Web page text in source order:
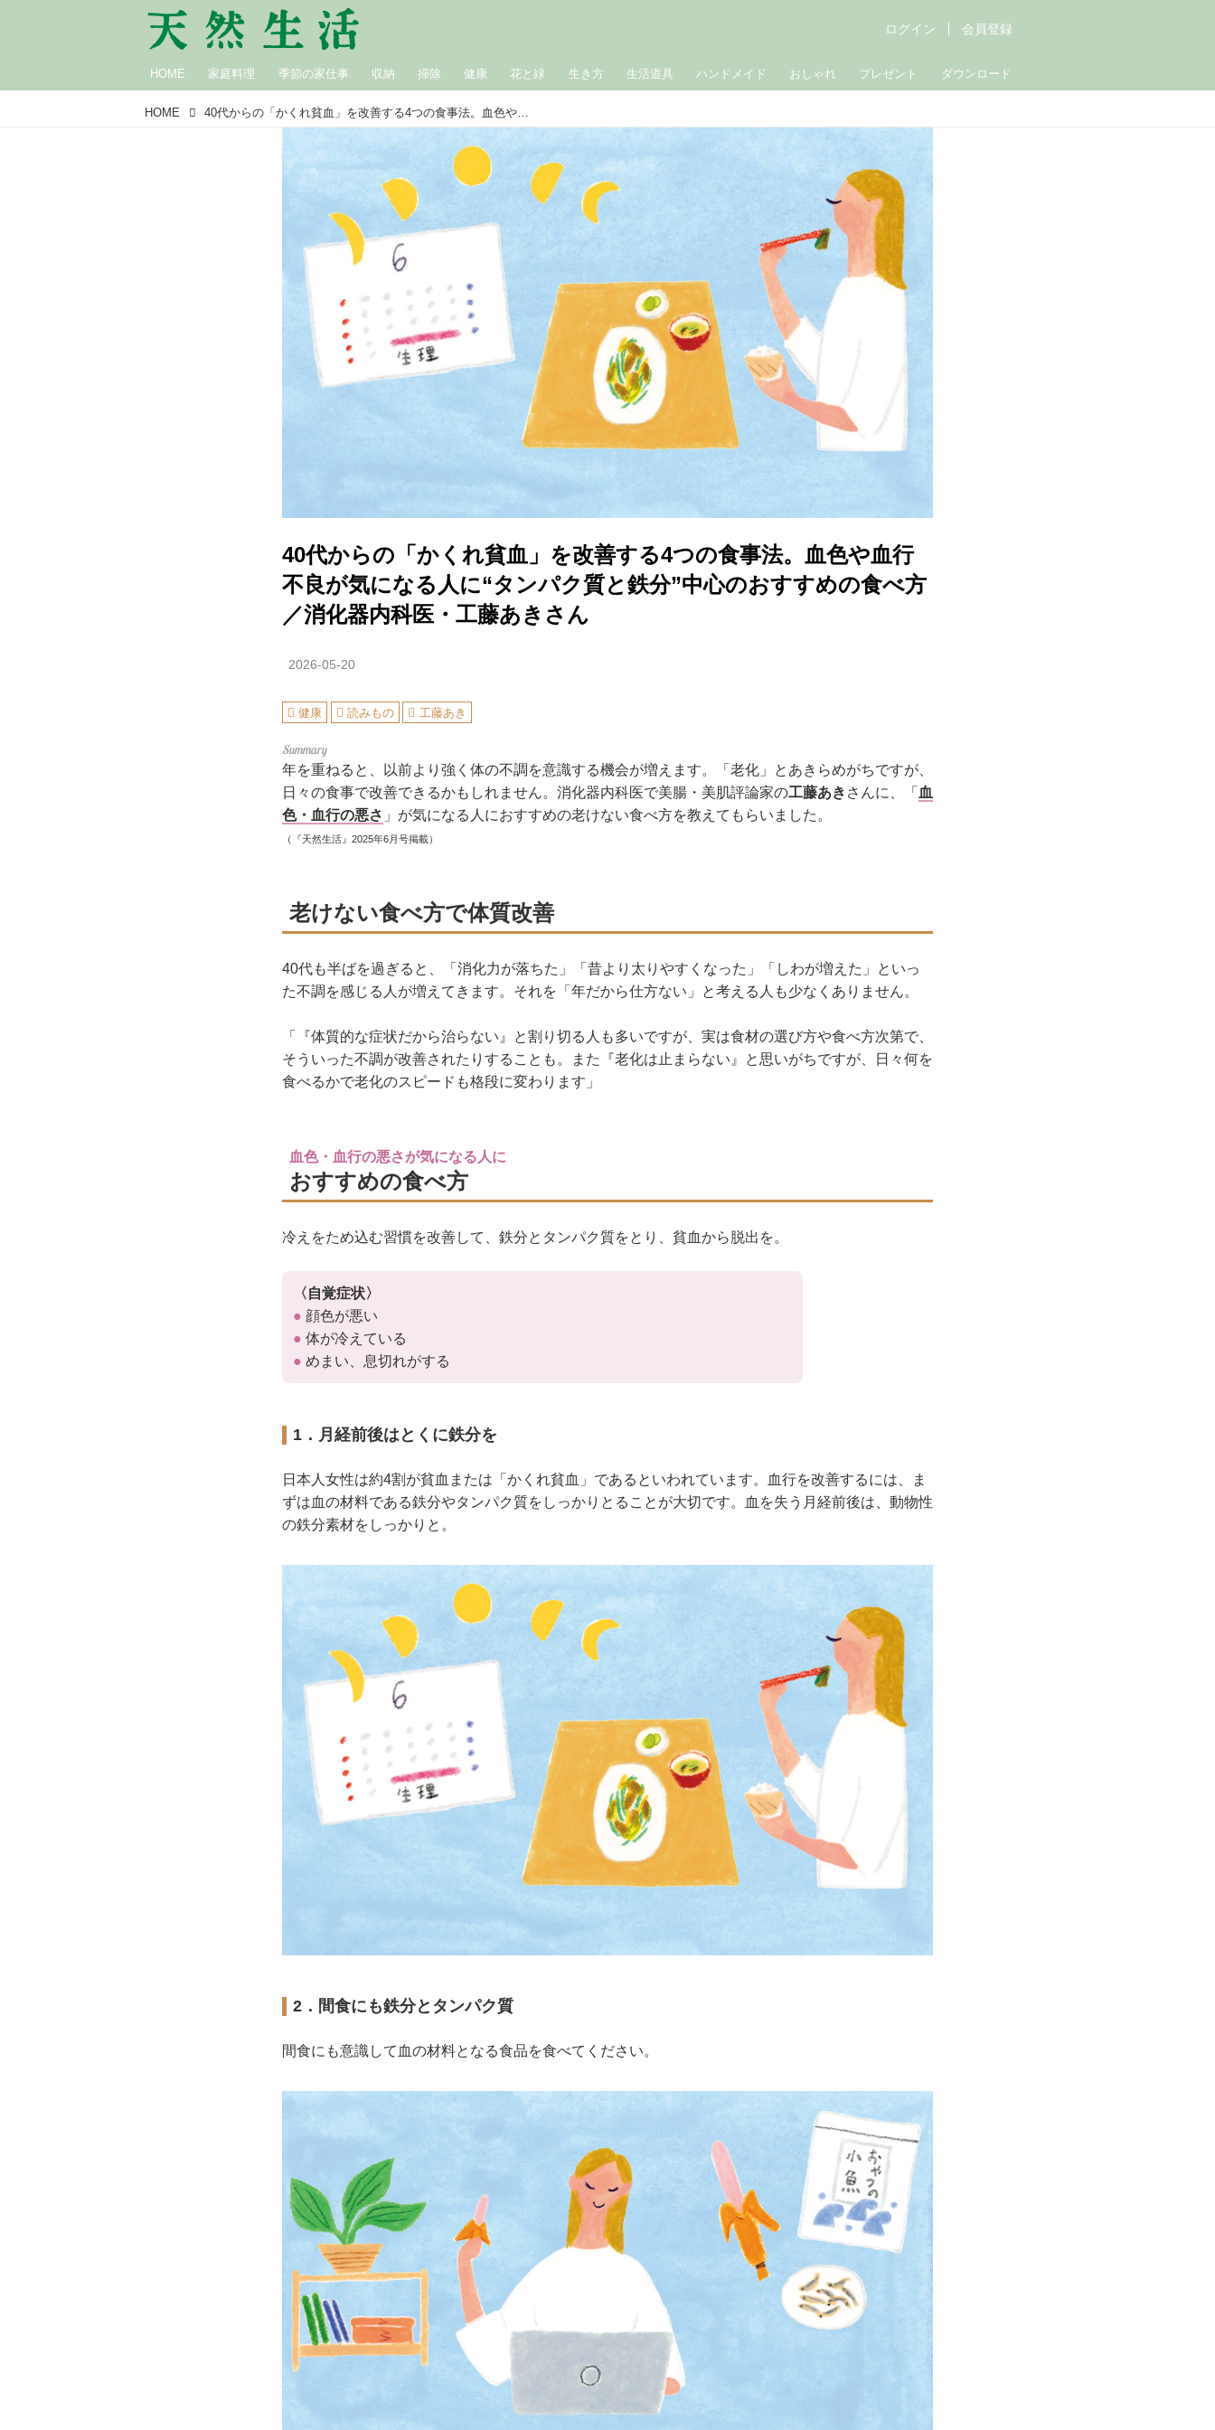
HOME 家庭料理 季節の家仕事 収納 掃除 健康 花と緑 生き方 生活道具 ハンドメイド おしゃれ プレゼント ダウンロード
ログイン 会員登録
HOME 40代からの「かくれ貧血」を改善する4つの食事法。血色や血行不良が気になる人に“タンパク質と鉄分”中心のおすすめの食べ方／消化器内科医・工藤あきさん
40代からの「かくれ貧血」を改善する4つの食事法。血色や血行
不良が気になる人に“タンパク質と鉄分”中心のおすすめの食べ方
／消化器内科医・工藤あきさん
2026-05-20
健康 読みもの 工藤あき
年を重ねると、以前より強く体の不調を意識する機会が増えます。「老化」とあきらめがちですが、
日々の食事で改善できるかもしれません。消化器内科医で美腸・美肌評論家の工藤あき さんに、「 血
色・血行の悪さ 」が気になる人におすすめの老けない食べ方を教えてもらいました。
（『天然生活』2025年6月号掲載）
老けない食べ方で体質改善
40代も半ばを過ぎると、「消化力が落ちた」「昔より太りやすくなった」「しわが増えた」といっ
た不調を感じる人が増えてきます。それを「年だから仕方ない」と考える人も少なくありません。
「『体質的な症状だから治らない』と割り切る人も多いですが、実は食材の選び方や食べ方次第で、
そういった不調が改善されたりすることも。また『老化は止まらない』と思いがちですが、日々何を
食べるかで老化のスピードも格段に変わります」
血色・血行の悪さが気になる人に
おすすめの食べ方
冷えをため込む習慣を改善して、鉄分とタンパク質をとり、貧血から脱出を。
〈自覚症状〉
● 顔色が悪い
● 体が冷えている
● めまい、息切れがする
1．月経前後はとくに鉄分を
日本人女性は約4割が貧血または「かくれ貧血」であるといわれています。血行を改善するには、ま
ずは血の材料である鉄分やタンパク質をしっかりとることが大切です。血を失う月経前後は、動物性
の鉄分素材をしっかりと。
2．間食にも鉄分とタンパク質
間食にも意識して血の材料となる食品を食べてください。